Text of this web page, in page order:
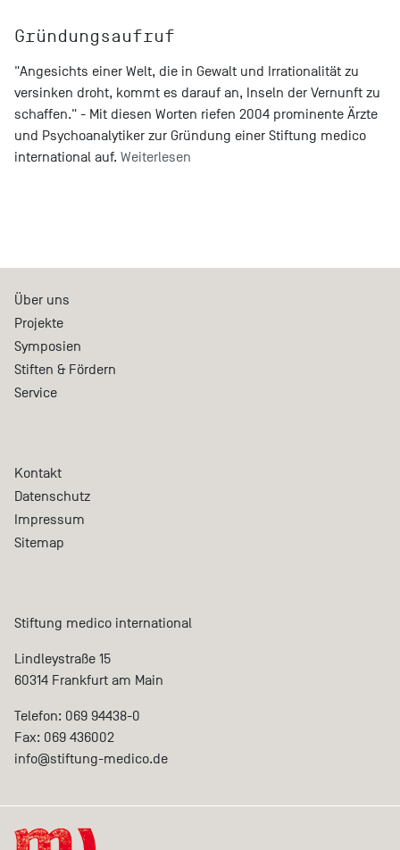
Gründungsaufruf
"Angesichts einer Welt, die in Gewalt und Irrationalität zu
versinken droht, kommt es darauf an, Inseln der Vernunft zu
schaffen." - Mit diesen Worten riefen 2004 prominente Ärzte
und Psychoanalytiker zur Gründung einer Stiftung medico
international auf. Weiterlesen
Über uns
Projekte
Symposien
Stiften & Fördern
Service
Kontakt
Datenschutz
Impressum
Sitemap
Stiftung medico international
Lindleystraße 15
60314 Frankfurt am Main
Telefon: 069 94438-0
Fax: 069 436002
info@stiftung-medico.de